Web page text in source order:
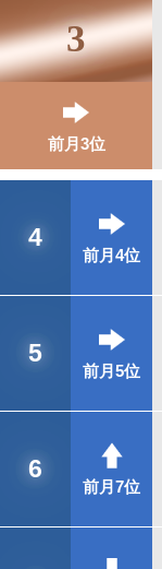
3
前月3位
4
前月4位
5
前月5位
6
前月7位